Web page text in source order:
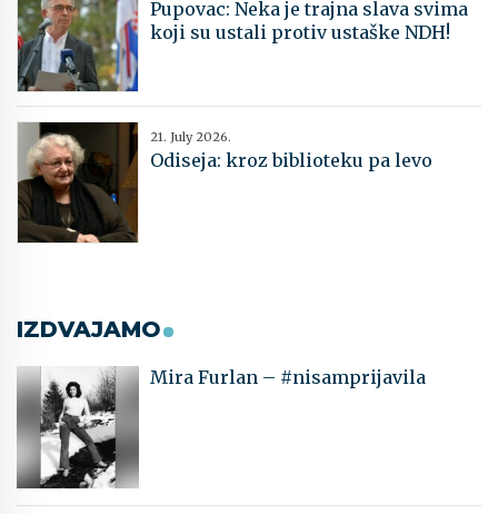
Pupovac: Neka je trajna slava svima
koji su ustali protiv ustaške NDH!
21. July 2026.
Odiseja: kroz biblioteku pa levo
IZDVAJAMO
Mira Furlan – #nisamprijavila